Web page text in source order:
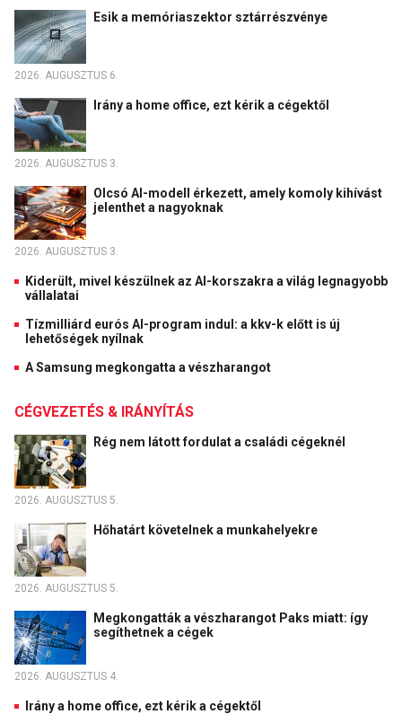
Esik a memóriaszektor sztárrészvénye
2026. AUGUSZTUS 6.
Irány a home office, ezt kérik a cégektől
2026. AUGUSZTUS 3.
Olcsó AI-modell érkezett, amely komoly kihívást
jelenthet a nagyoknak
2026. AUGUSZTUS 3.
Kiderült, mivel készülnek az AI-korszakra a világ legnagyobb
vállalatai
Tízmilliárd eurós AI-program indul: a kkv-k előtt is új
lehetőségek nyílnak
A Samsung megkongatta a vészharangot
CÉGVEZETÉS & IRÁNYÍTÁS
Rég nem látott fordulat a családi cégeknél
2026. AUGUSZTUS 5.
Hőhatárt követelnek a munkahelyekre
2026. AUGUSZTUS 5.
Megkongatták a vészharangot Paks miatt: így
segíthetnek a cégek
2026. AUGUSZTUS 4.
Irány a home office, ezt kérik a cégektől